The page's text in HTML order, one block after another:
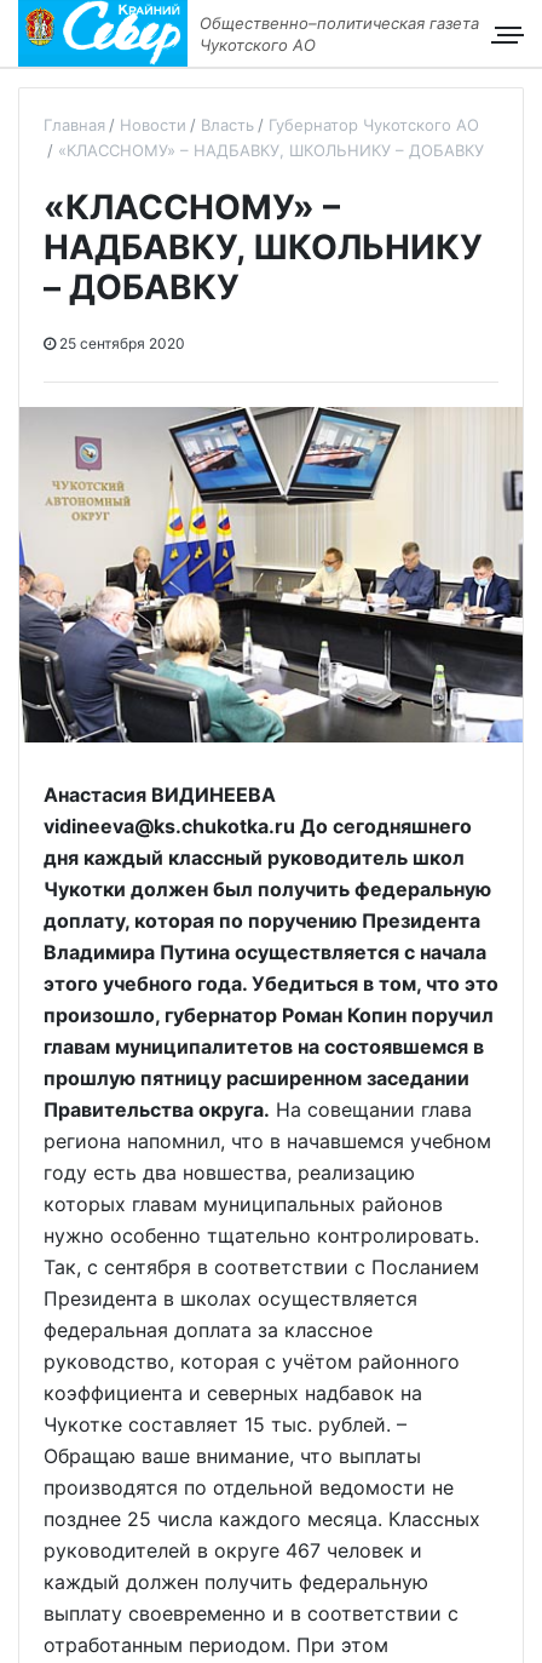
Общественно–политическая газета
Чукотского АО
Главная Новости Власть
Губернатор Чукотского АО
«КЛАССНОМУ» – НАДБАВКУ, ШКОЛЬНИКУ – ДОБАВКУ
«КЛАССНОМУ» –
НАДБАВКУ, ШКОЛЬНИКУ
– ДОБАВКУ
25 сентября 2020
Анастасия ВИДИНЕЕВА
vidineeva@ks.chukotka.ru До сегодняшнего
дня каждый классный руководитель школ
Чукотки должен был получить федеральную
доплату, которая по поручению Президента
Владимира Путина осуществляется с начала
этого учебного года. Убедиться в том, что это
произошло, губернатор Роман Копин поручил
главам муниципалитетов на состоявшемся в
прошлую пятницу расширенном заседании
Правительства округа. На совещании глава
региона напомнил, что в начавшемся учебном
году есть два новшества, реализацию
которых главам муниципальных районов
нужно особенно тщательно контролировать.
Так, с сентября в соответствии с Посланием
Президента в школах осуществляется
федеральная доплата за классное
руководство, которая с учётом районного
коэффициента и северных надбавок на
Чукотке составляет 15 тыс. рублей. –
Обращаю ваше внимание, что выплаты
производятся по отдельной ведомости не
позднее 25 числа каждого месяца. Классных
руководителей в округе 467 человек и
каждый должен получить федеральную
выплату своевременно и в соответствии с
отработанным периодом. При этом